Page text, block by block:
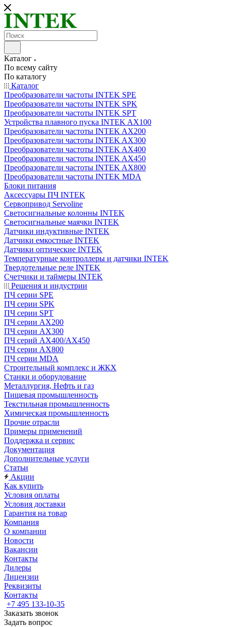
Каталог
По всему сайту
По каталогу
Каталог
Преобразователи частоты INTEK SPE
Преобразователи частоты INTEK SPK
Преобразователи частоты INTEK SPT
Устройства плавного пуска INTEK AX100
Преобразователи частоты INTEK AX200
Преобразователи частоты INTEK AX300
Преобразователи частоты INTEK AX400
Преобразователи частоты INTEK AX450
Преобразователи частоты INTEK AX800
Преобразователи частоты INTEK MDA
Блоки питания
Аксессуары ПЧ INTEK
Сервопривод Servoline
Светосигнальные колонны INTEK
Светосигнальные маячки INTEK
Датчики индуктивные INTEK
Датчики емкостные INTEK
Датчики оптические INTEK
Температурные контроллеры и датчики INTEK
Твердотельные реле INTEK
Счетчики и таймеры INTEK
Решения и индустрии
ПЧ серии SPE
ПЧ серии SPK
ПЧ серии SPT
ПЧ серии AX200
ПЧ серии AX300
ПЧ серий AX400/AX450
ПЧ серии AX800
ПЧ серии MDA
Строительный комплекс и ЖКХ
Станки и оборудование
Металлургия, Нефть и газ
Пищевая промышленность
Текстильная промышленность
Химическая промышленность
Прочие отрасли
Примеры применений
Поддержка и сервис
Документация
Дополнительные услуги
Статьи
Акции
Как купить
Условия оплаты
Условия доставки
Гарантия на товар
Компания
О компании
Новости
Вакансии
Контакты
Дилеры
Лицензии
Реквизиты
Контакты
+7 495 133-10-35
Заказать звонок
Задать вопрос